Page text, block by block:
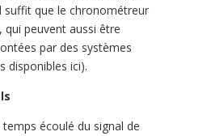
suffit que le chronométreur
peuvent aussi être
par des systèmes
disponibles ici).
écoulé du signal de